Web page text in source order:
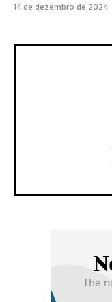
14 de dezembro de 2024